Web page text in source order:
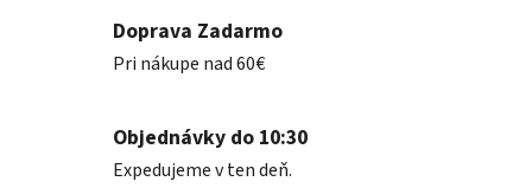
Doprava Zadarmo
Pri nákupe nad 60€
Objednávky do 10:30
Expedujeme v ten deň.